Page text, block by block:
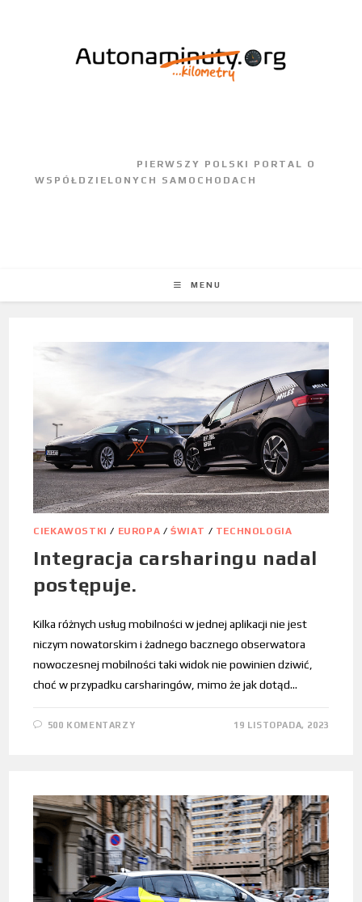
MENU
CIEKAWOSTKI / EUROPA /ŚWIAT / TECHNOLOGIA
Integracja carsharingu nadal
postępuje.
Kilka różnych usług mobilności w jednej aplikacji nie jest
niczym nowatorskim i żadnego bacznego obserwatora
nowoczesnej mobilności taki widok nie powinien dziwić,
choć w przypadku carsharingów, mimo że jak dotąd…
500 KOMENTARZY 19 LISTOPADA, 2023